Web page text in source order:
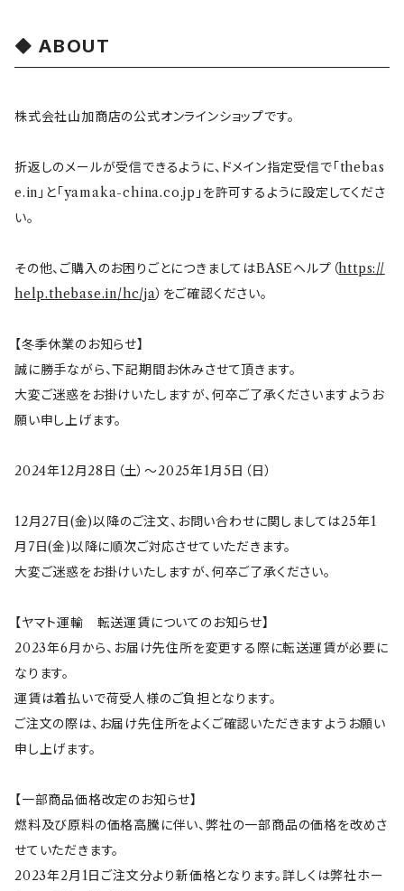
助六の日常
ちびまる子ちゃんandクレヨンしんちゃん
クレヨンしんちゃん
サンリオキャラクターズ
ちびまる子ちゃん
LINE CREATORS
うさまる
ねこぺん日和
ボンレス犬とボンレス猫
マクミラン・アリス
Gaspard et Lisa(リサとガスパール)
ウルポとトゥルポ
リラックマ
THE BEATLES(ザ・ビートルズ)
【山加商店×yaeko】migratory bird
komon(コモン)
HAPPY DINING(ハッピーダイニング)
tissage(ティサージュ）
旅籠
プラティコ
titto(チット)
すずめ茶器
frill(フリル)
honoka(ほのか）
スクエア
サークル
ToH(Re50)
鉄鉢（てっぱち）
ABOUT
株式会社山加商店の公式オンラインショップです。
折返しのメールが受信できるように、ドメイン指定受信で「thebas
e.in」と「yamaka-china.co.jp」を許可するように設定してくださ
い。
その他、ご購入のお困りごとにつきましてはBASEヘルプ（https://
help.thebase.in/hc/ja）をご確認ください。
【冬季休業のお知らせ】
誠に勝手ながら、下記期間お休みさせて頂きます。
大変ご迷惑をお掛けいたしますが、何卒ご了承くださいますようお
願い申し上げます。
2024年12月28日（土）～2025年1月5日（日）
12月27日(金)以降のご注文、お問い合わせに関しましては25年1
月7日(金)以降に順次ご対応させていただきます。
大変ご迷惑をお掛けいたしますが、何卒ご了承ください。
【ヤマト運輸 転送運賃についてのお知らせ】
2023年6月から、お届け先住所を変更する際に転送運賃が必要に
なります。
運賃は着払いで荷受人様のご負担となります。
ご注文の際は、お届け先住所をよくご確認いただきますようお願い
申し上げます。
【一部商品価格改定のお知らせ】
燃料及び原料の価格高騰に伴い、弊社の一部商品の価格を改めさ
せていただきます。
2023年2月1日ご注文分より新価格となります。詳しくは弊社ホー